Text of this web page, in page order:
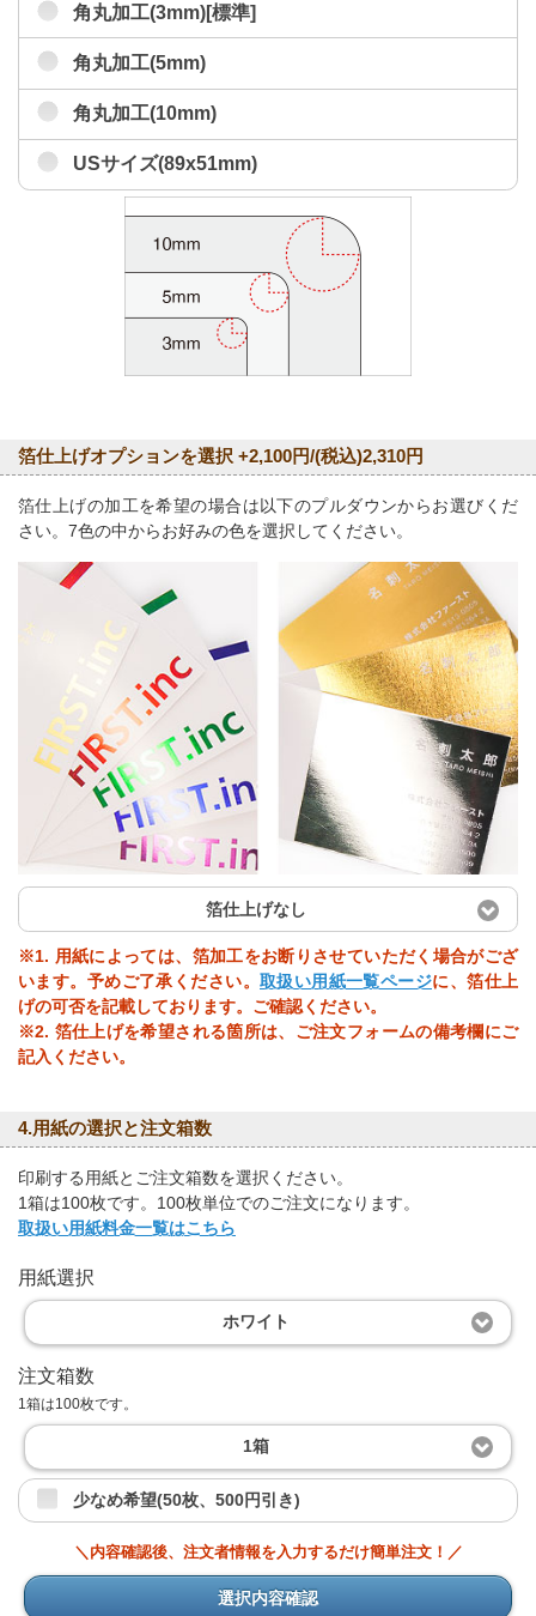
角丸加工(3mm)[標準]
角丸加工(5mm)
角丸加工(10mm)
USサイズ(89x51mm)
箔仕上げオプションを選択 +2,100円/(税込)2,310円
箔仕上げの加工を希望の場合は以下のプルダウンからお選びくだ
さい。7色の中からお好みの色を選択してください。
箔仕上げなし
※1. 用紙によっては、箔加工をお断りさせていただく場合がござ
います。予めご了承ください。 取扱い用紙一覧ページに、箔仕上
げの可否を記載しております。ご確認ください。
※2. 箔仕上げを希望される箇所は、ご注文フォームの備考欄にご
記入ください。
4.用紙の選択と注文箱数
印刷する用紙とご注文箱数を選択ください。
1箱は100枚です。100枚単位でのご注文になります。
取扱い用紙料金一覧はこちら
用紙選択
ホワイト
注文箱数
1箱は100枚です。
1箱
少なめ希望(50枚、500円引き)
＼内容確認後、注文者情報を入力するだけ簡単注文！／
選択内容確認